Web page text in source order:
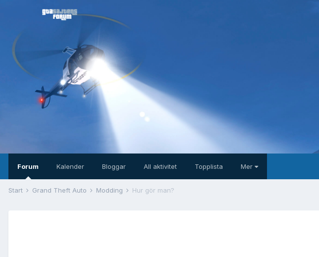
Forum Kalender Bloggar All aktivitet Topplista Mer
Start Grand Theft Auto Modding Hur gör man?